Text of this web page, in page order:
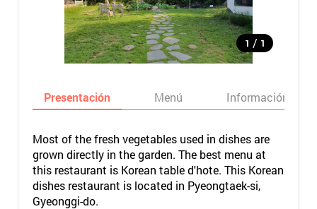
1 / 1
Presentación Menú Información
Most of the fresh vegetables used in dishes are
grown directly in the garden. The best menu at
this restaurant is Korean table d'hote. This Korean
dishes restaurant is located in Pyeongtaek-si,
Gyeonggi-do.